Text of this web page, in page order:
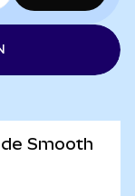
Smooth